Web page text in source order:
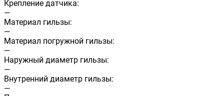
Крепление датчика:
—
Материал гильзы:
—
Материал погружной гильзы:
—
Наружный диаметр гильзы:
—
Внутренний диаметр гильзы:
—